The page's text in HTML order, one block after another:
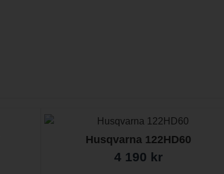
Husqvarna 122HD60
4 190 kr